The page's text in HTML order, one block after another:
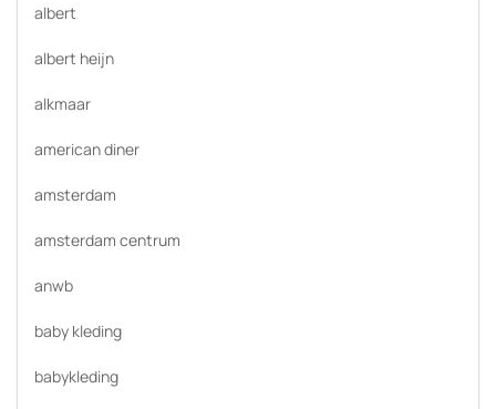
albert
albert heijn
alkmaar
american diner
amsterdam
amsterdam centrum
anwb
baby kleding
babykleding